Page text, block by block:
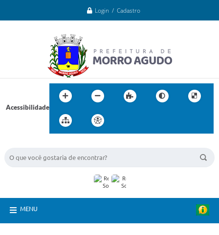
Login / Cadastro
Acessibilidade
MENU